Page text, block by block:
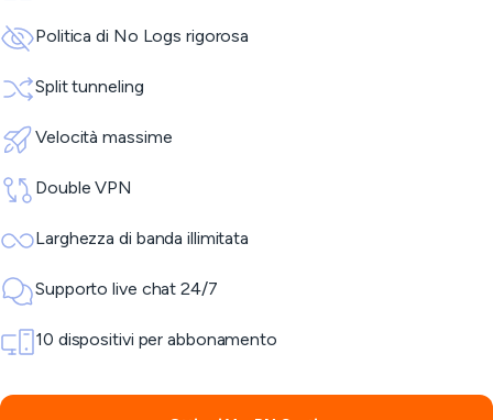
Politica di No Logs rigorosa
Split tunneling
Velocità massime
Double VPN
Larghezza di banda illimitata
Supporto live chat 24/7
10 dispositivi per abbonamento